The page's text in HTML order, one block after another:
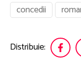
concedii
Distribuie: